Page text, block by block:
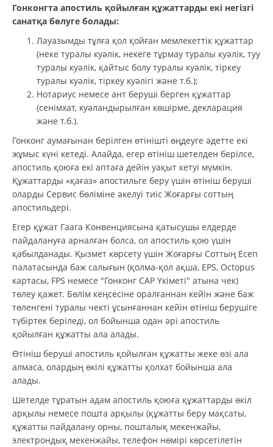
Гонконгта апостиль қойылған құжаттарды екі негізгі
санатқа бөлуге болады:
Лауазымды тұлға қол қойған мемлекеттік құжаттар
(неке туралы куәлік, некеге тұрмау туралы куәлік, туу
туралы куәлік, қайтыс болу туралы куәлік, тіркеу
туралы куәлік, тіркеу куәлігі және т.б.);
Нотариус немесе ант беруші берген құжаттар
(сенімхат, куәландырылған көшірме, декларация
және т.б.).
Гонконг аумағынан берілген өтінішті өңдеуге әдетте екі
жұмыс күні кетеді. Алайда, егер өтініш шетелден берілсе,
апостиль қоюға екі аптаға дейін уақыт кетуі мүмкін.
Құжаттарды «қағаз» апостильге беру үшін өтініш беруші
оларды Сервис бөліміне әкелуі тиіс Жоғарғы соттың
апостильдері.
Егер құжат Гаага Конвенциясына қатысушы елдерде
пайдалануға арналған болса, ол апостиль қою үшін
қабылданады. Қызмет көрсету үшін Жоғарғы Соттың Есеп
палатасында баж салығын (қолма-қол ақша, EPS, Octopus
картасы, FPS немесе "Гонконг САР Үкіметі" атына чек)
төлеу қажет. Бөлім кеңсесіне оралғаннан кейін және баж
төленгені туралы чекті ұсынғаннан кейін өтініш берушіге
түбіртек беріледі, ол бойынша одан әрі апостиль
қойылған құжатты ала алады.
Өтініш беруші апостиль қойылған құжатты жеке өзі ала
алмаса, олардың өкілі құжатты қолхат бойынша ала
алады.
Шетелде тұратын адам апостиль қоюға құжаттарды өкіл
арқылы немесе пошта арқылы (құжатты беру мақсаты,
құжатты пайдалану орны, пошталық мекенжайы,
электрондық мекенжайы, телефон нөмірі көрсетілетін